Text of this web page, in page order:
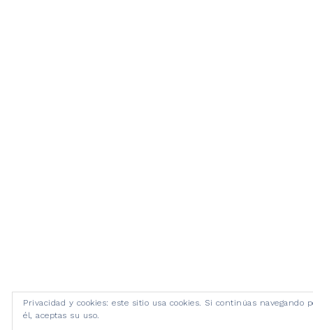
Privacidad y cookies: este sitio usa cookies. Si continúas navegando
él, aceptas su uso.